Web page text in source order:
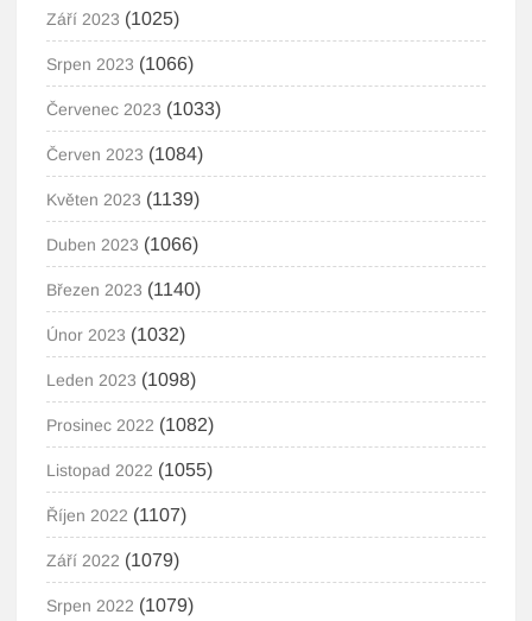
Září 2023 (1025)
Srpen 2023 (1066)
Červenec 2023 (1033)
Červen 2023 (1084)
Květen 2023 (1139)
Duben 2023 (1066)
Březen 2023 (1140)
Únor 2023 (1032)
Leden 2023 (1098)
Prosinec 2022 (1082)
Listopad 2022 (1055)
Říjen 2022 (1107)
Září 2022 (1079)
Srpen 2022 (1079)